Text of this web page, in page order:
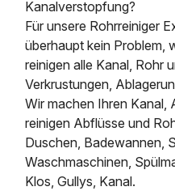
Kanalverstopfung?
Für unsere Rohrreiniger
überhaupt kein Problem,
reinigen alle Kanal, Rohr
Verkrustungen,
Wir machen Ihren Kanal,
reinigen Abflüsse und
Duschen, Badewannen,
Waschmaschinen,
Klos, Gullys, Kanal.